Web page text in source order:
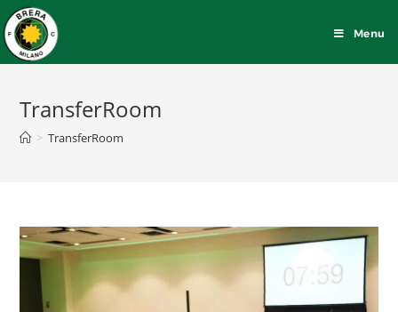
Menu
TransferRoom
> TransferRoom